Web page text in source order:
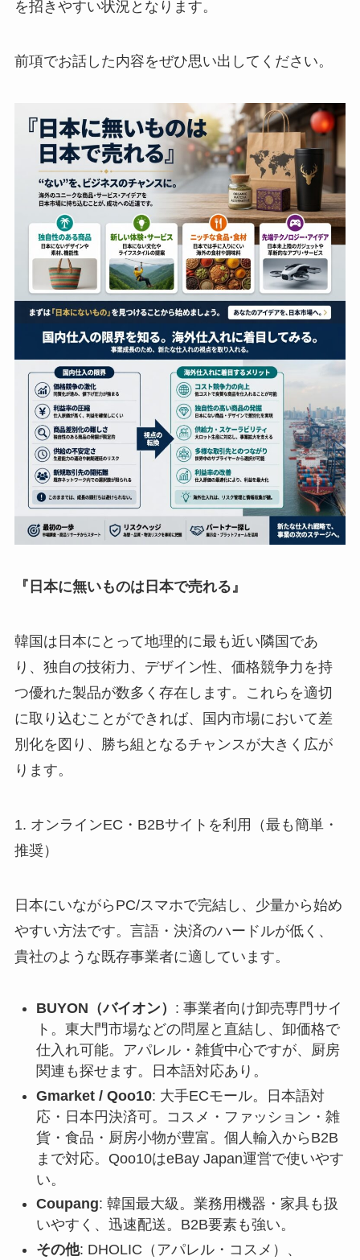
を招きやすい状況となります。
前項でお話した内容をぜひ思い出してください。
『日本に無いものは日本で売れる』
韓国は日本にとって地理的に最も近い隣国であ
り、独自の技術力、デザイン性、価格競争力を持
つ優れた製品が数多く存在します。これらを適切
に取り込むことができれば、国内市場において差
別化を図り、勝ち組となるチャンスが大きく広が
ります。
1. オンラインEC・B2Bサイトを利用（最も簡単・
推奨）
日本にいながらPC/スマホで完結し、少量から始め
やすい方法です。言語・決済のハードルが低く、
貴社のような既存事業者に適しています。
BUYON（バイオン） : 事業者向け卸売専門サイ
ト。東大門市場などの問屋と直結し、卸価格で
仕入れ可能。アパレル・雑貨中心ですが、厨房
関連も探せます。日本語対応あり。
Gmarket / Qoo10: 大手ECモール。日本語対
応・日本円決済可。コスメ・ファッション・雑
貨・食品・厨房小物が豊富。個人輸入からB2B
まで対応。Qoo10はeBay Japan運営で使いやす
い。
Coupang: 韓国最大級。業務用機器・家具も扱
いやすく、迅速配送。B2B要素も強い。
その他: DHOLIC（アパレル・コスメ）、